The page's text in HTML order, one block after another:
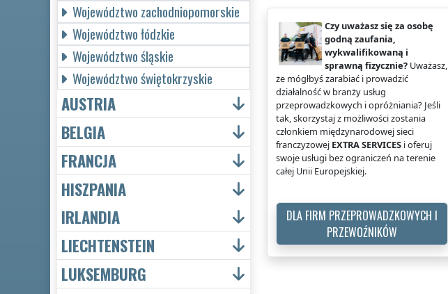
Czy uważasz się za osobę
godną zaufania,
wykwalifikowaną i
sprawną fizycznie? Uważasz,
że mógłbyś zarabiać i prowadzić
działalność w branży usług
przeprowadzkowych i opróżniania? Jeśli
tak, skorzystaj z możliwości zostania
członkiem międzynarodowej sieci
franczyzowej EXTRA SERVICES i oferuj
swoje usługi bez ograniczeń na terenie
całej Unii Europejskiej.
DLA FIRM PRZEPROWADZKOWYCH I
PRZEWOŹNIKÓW
Województwo zachodniopomorskie
Województwo łódzkie
Województwo śląskie
Województwo świętokrzyskie
AUSTRIA
BELGIA
FRANCJA
HISZPANIA
IRLANDIA
LIECHTENSTEIN
LUKSEMBURG